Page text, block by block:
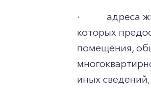
·
адреса
которых
помещения,
иных